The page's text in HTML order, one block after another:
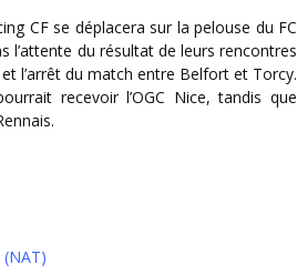
l’attente du résultat de leurs rencontres
l’arrêt du match entre Belfort et Torcy.
recevoir l’OGC Nice, tandis que